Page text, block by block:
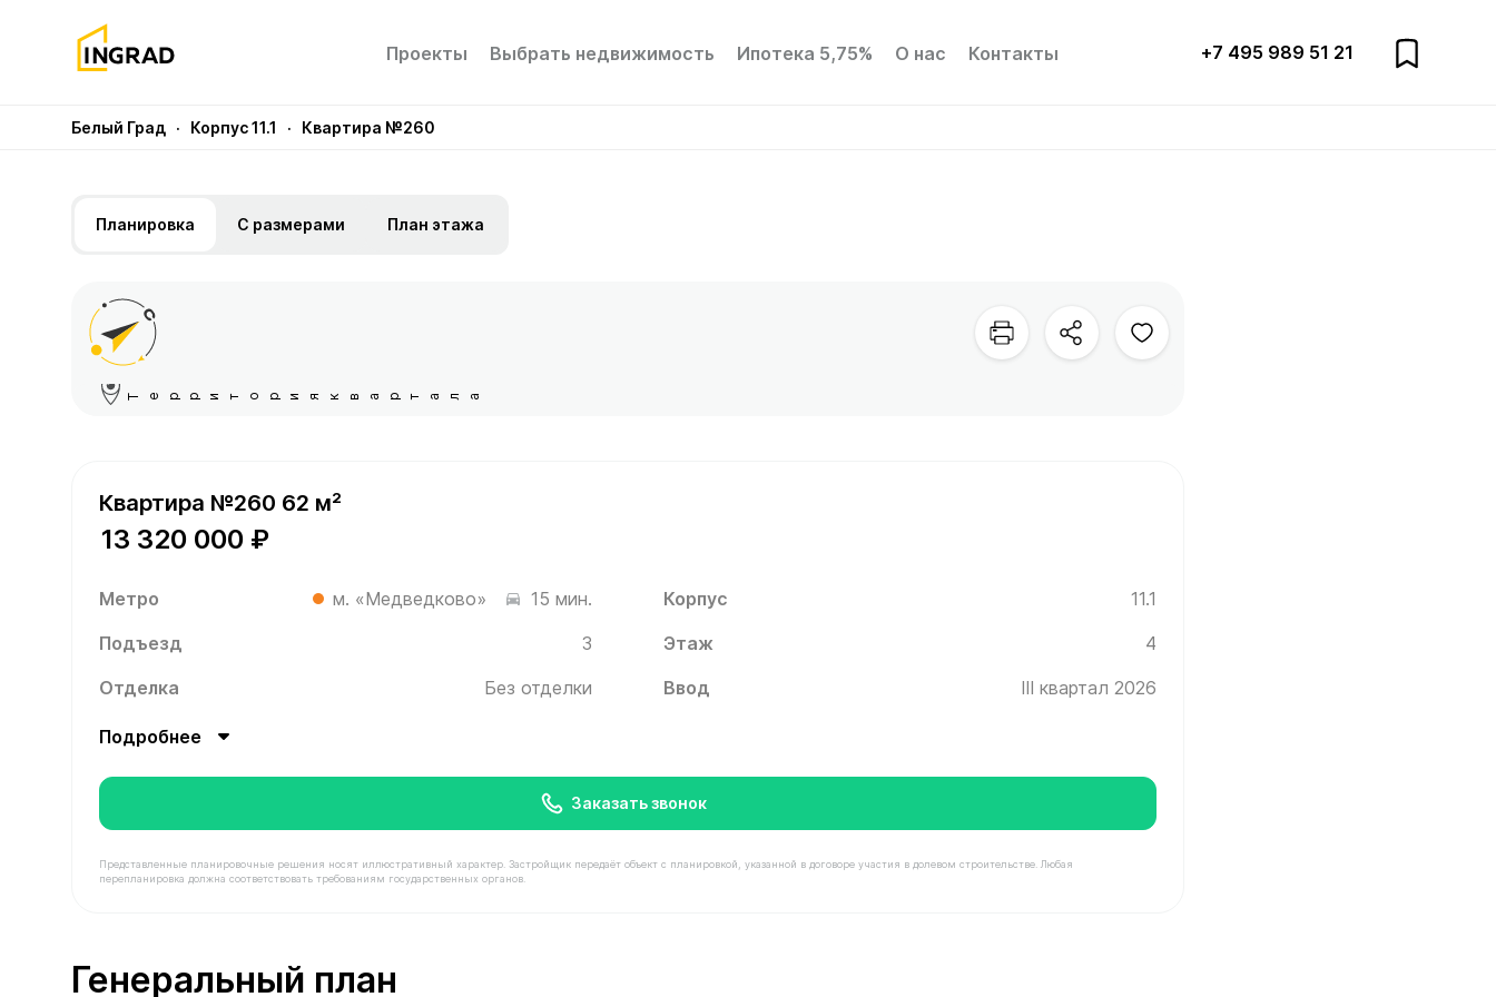
Проекты Выбрать недвижимость Ипотека 5,75% О нас Контакты +7 495 989 51 21
Белый Град · Корпус 11.1 · Квартира №260
Планировка С размерами План этажа
Территория квартала
Квартира №260 62 м²
13 320 000 ₽
Метро м. «Медведково» 15 мин. Корпус 11.1
Подъезд 3 Этаж
4
Отделка
Без отделки Ввод III квартал 2026
Подробнее
Заказать звонок
Представленные планировочные решения носят иллюстративный характер. Застройщик передаёт объект с планировкой, указанной в договоре участия в долевом строительстве. Любая
перепланировка должна соответствовать требованиям государственных органов.
Генеральный план